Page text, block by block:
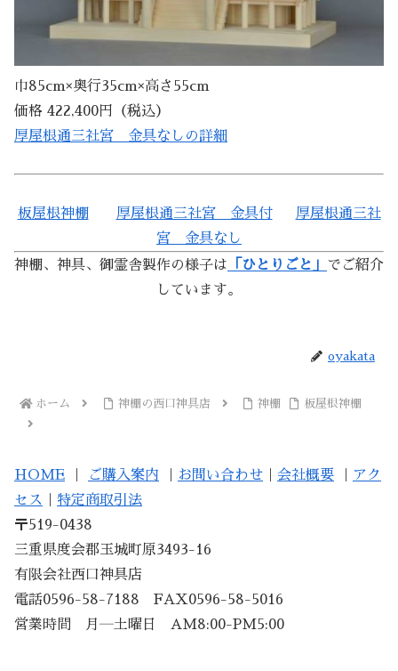
巾85cm×奥行35cm×高さ55cm
価格 422,400円（税込）
厚屋根通三社宮 金具なしの詳細
板屋根神棚 厚屋根通三社宮 金具付
厚屋根通三社
宮 金具なし
神棚、神具、御霊舎製作の様子は 「ひとりごと」 でご紹介
しています。
oyakata
ホーム 神棚の西口神具店 神棚 板屋根神棚
HOME ご購入案内 お問い合わせ 会社概要
アク
セス
特定商取引法
〒519-0438
三重県度会郡玉城町原3493-16
有限会社西口神具店
電話0596-58-7188 FAX0596-58-5016
営業時間 月―土曜日 AM8:00-PM5:00